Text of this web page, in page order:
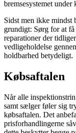
bremsesystemet under
Sidst men ikke mindst
grundigt: Sørg for at
reparationer der
vedligeholdelse
holdbarhed betydeligt.
Købsaftalen
Når alle
samt sælger føler sig
købsaftalen. Det
prisforhandlingerne